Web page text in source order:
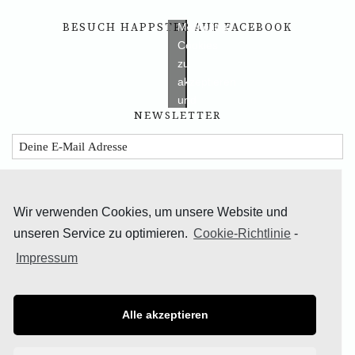
BESUCH HAPPSTER AUF FACEBOOK
Marketing-
Cookies
zu
akzeptieren
und
diesen
inhalt
NEWSLETTER
Wir verwenden Cookies, um unsere Website und
unseren Service zu optimieren. Cookie-Richtlinie -
Impressum
Alle akzeptieren